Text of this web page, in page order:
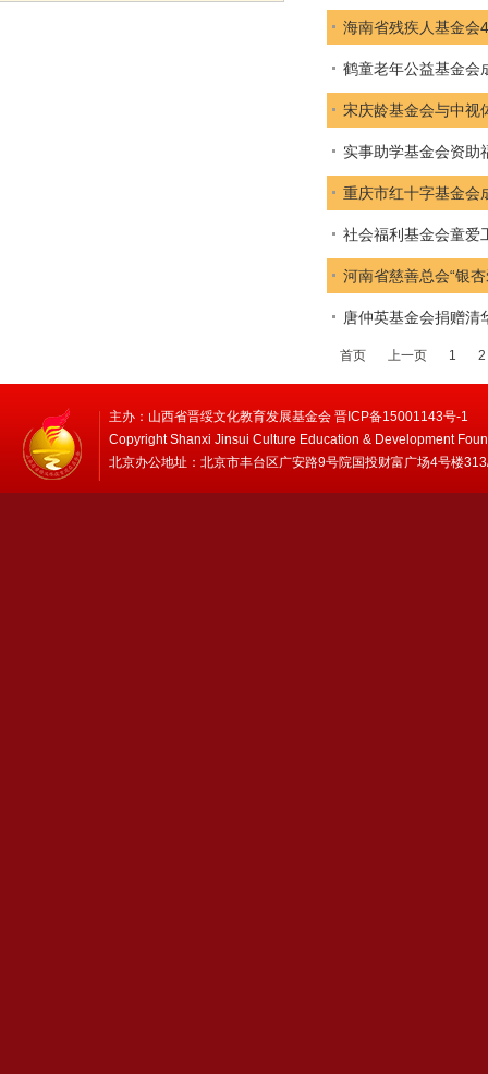
海南省残疾人基金会
鹤童老年公益基金会
宋庆龄基金会与中视
实事助学基金会资助
重庆市红十字基金会
社会福利基金会童爱
河南省慈善总会“银
唐仲英基金会捐赠清
首页 上一页 1 2
主办：山西省晋绥文化教育发展基金会 晋ICP备15001143号-1
Copyright Shanxi Jinsui Culture Education & Development
北京办公地址：北京市丰台区广安路9号院国投财富广场4号楼